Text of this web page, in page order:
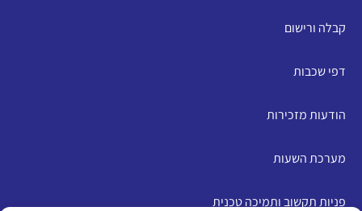
קבלה ורישום
דפי שכבות
הודעות מזכירות
מערכת השעות
פניות תקשוב ותמיכה טכנית